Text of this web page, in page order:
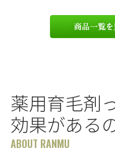
薬用育毛剤
効果がある
ABOUT RANMU